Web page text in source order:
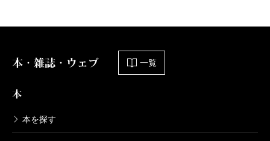
本・雑誌・ウェブ 一覧
本
本を探す